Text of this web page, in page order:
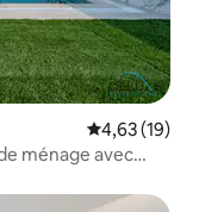
Évaluation
4,63 (19)
ménage avec